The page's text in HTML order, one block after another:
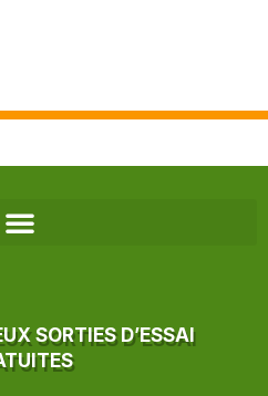
SORTIES D’ESSAI